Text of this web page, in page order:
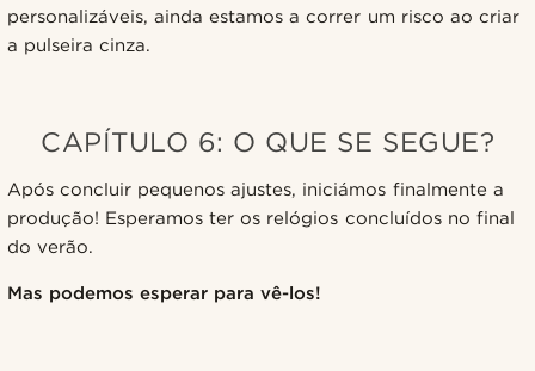
personalizáveis, ainda estamos a correr um risco ao criar
a pulseira cinza.
CAPÍTULO 6: O QUE SE SEGUE?
Após concluir pequenos ajustes, iniciámos finalmente a
produção! Esperamos ter os relógios concluídos no final
do verão.
Mas podemos esperar para vê-los!